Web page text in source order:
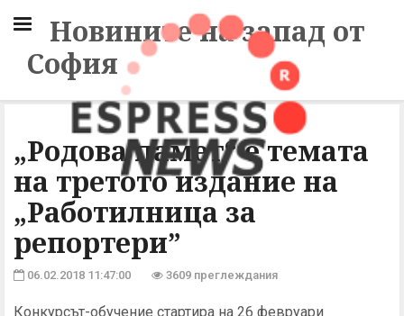
Новините на запад от
София
„Родова памет“ е темата
на третото издание на
„Работилница за
репортери”
06.02.2018 11:47:00 3609 преглеждания
Конкурсът-обучение стартира на 26 февруари